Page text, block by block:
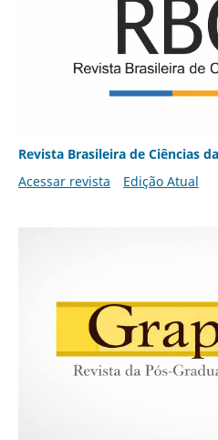
Revista Brasileira de Ciências
Acessar revista
Edição Atual